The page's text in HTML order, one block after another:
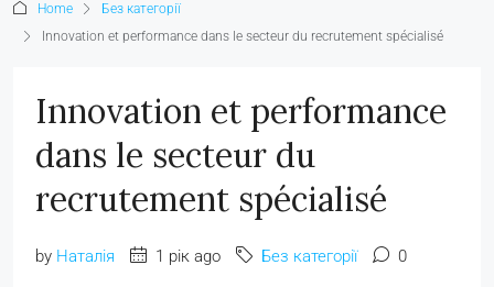
Home
Без категорії
Innovation et performance dans le secteur du recrutement spécialisé
Innovation et performance
dans le secteur du
recrutement spécialisé
by Наталія 1 рік ago Без категорії 0